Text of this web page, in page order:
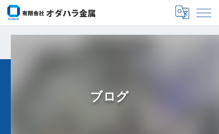
ブログ